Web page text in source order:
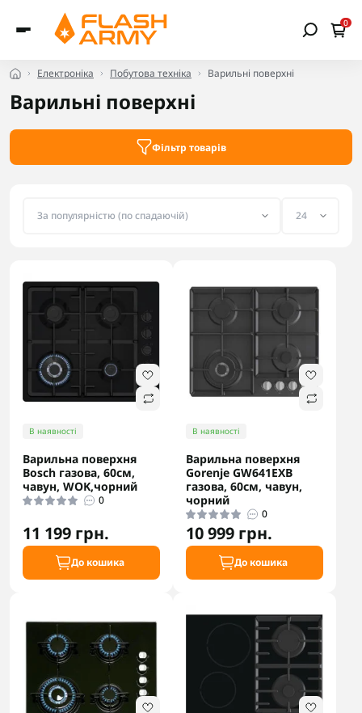
0
Електроніка Побутова техніка Варильні поверхні
Варильні поверхні
Фільтр товарів
В наявності
Варильна поверхня
Bosch газова, 60см,
чавун, WOK,чорний
0
11 199 грн.
До кошика
В наявності
Варильна поверхня
Gorenje GW641EXB
газова, 60см, чавун,
чорний
0
10 999 грн.
До кошика